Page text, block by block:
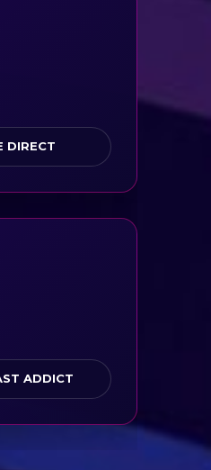
DIRECT
ADDICT